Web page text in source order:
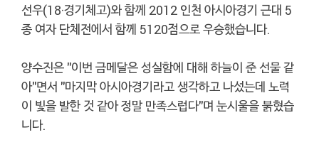
선우(18·경기체고)와 함께 2012 인천 아시아경기 근대 5
종 여자 단체전에서 함께 5120점으로 우승했습니다.
양수진은 "이번 금메달은 성실함에 대해 하늘이 준 선물 같
아"면서 "마지막 아시아경기라고 생각하고 나섰는데 노력
이 빛을 발한 것 같아 정말 만족스럽다"며 눈시울을 붉혔습
니다.